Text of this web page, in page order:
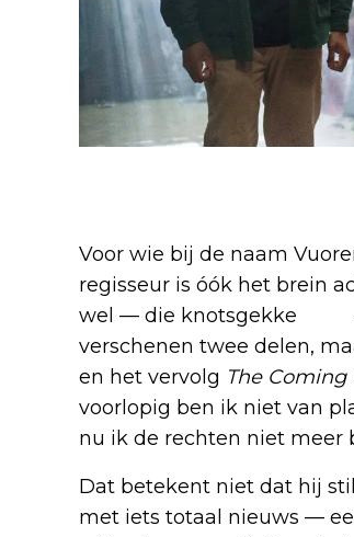
Voor wie bij de naam
regisseur is óók het brein
wel — die knotsgekke
verschenen twee delen,
en het vervolg The Coming
voorlopig ben ik niet van
nu ik de rechten niet meer
Dat betekent niet dat hij
met iets totaal nieuws —